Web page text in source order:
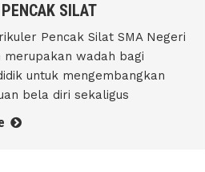
SILAT
Pencak Silat SMA Negeri
merupakan wadah bagi
untuk mengembangkan
bela diri sekaligus